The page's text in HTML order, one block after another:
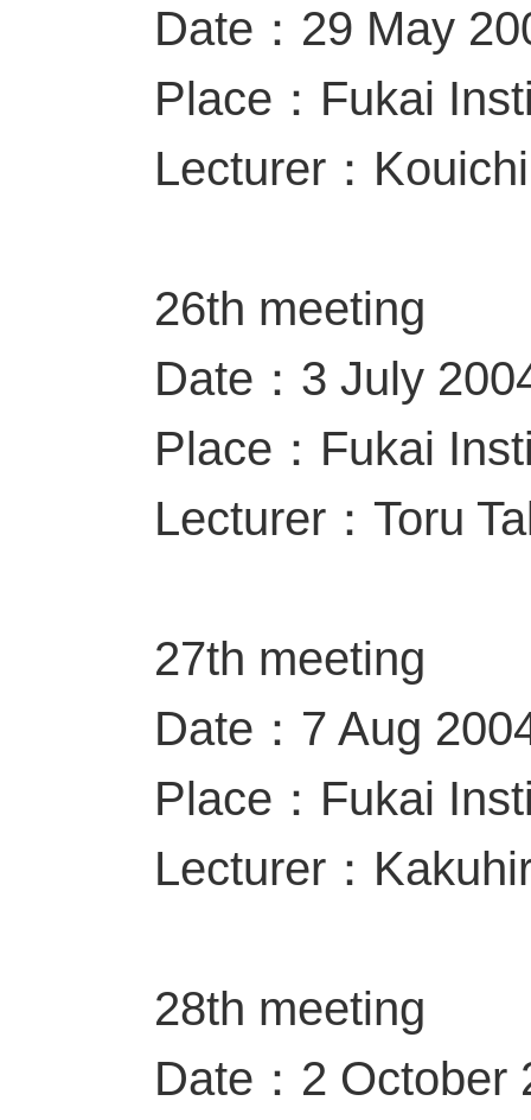
Date：29 May
Place：Fukai
Lecturer：
26th meeting
Date：3 July
Place：Fukai
Lecturer：Toru
27th meeting
Date：7 Aug
Place：Fukai
Lecturer：
28th meeting
Date：2 October